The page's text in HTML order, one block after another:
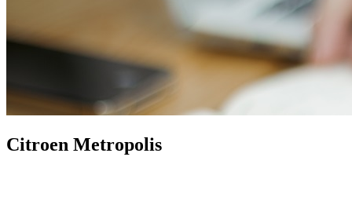
Citroen Metropolis